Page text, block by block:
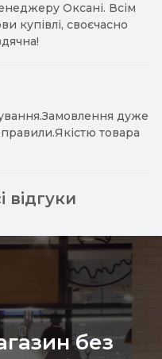
Оксані. Всім
купівлі, своєчасно
дуже
товара
відгуки
без